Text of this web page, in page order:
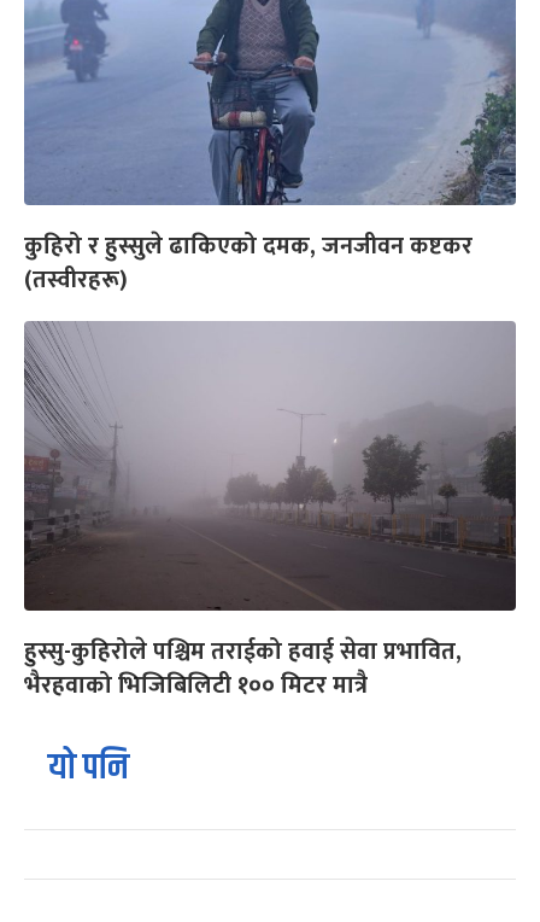
कुहिरो र हुस्सुले ढाकिएको दमक, जनजीवन कष्टकर
(तस्वीरहरू)
हुस्सु-कुहिरोले पश्चिम तराईको हवाई सेवा प्रभावित,
भैरहवाको भिजिबिलिटी १०० मिटर मात्रै
यो पनि